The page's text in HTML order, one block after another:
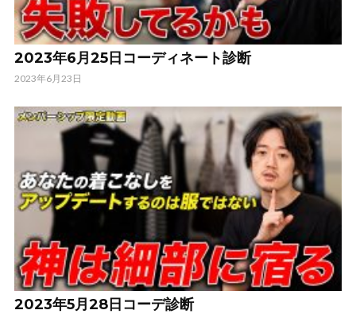
2023年6月25日コーディネート診断
2023年6月23日
2023年5月28日コーデ診断